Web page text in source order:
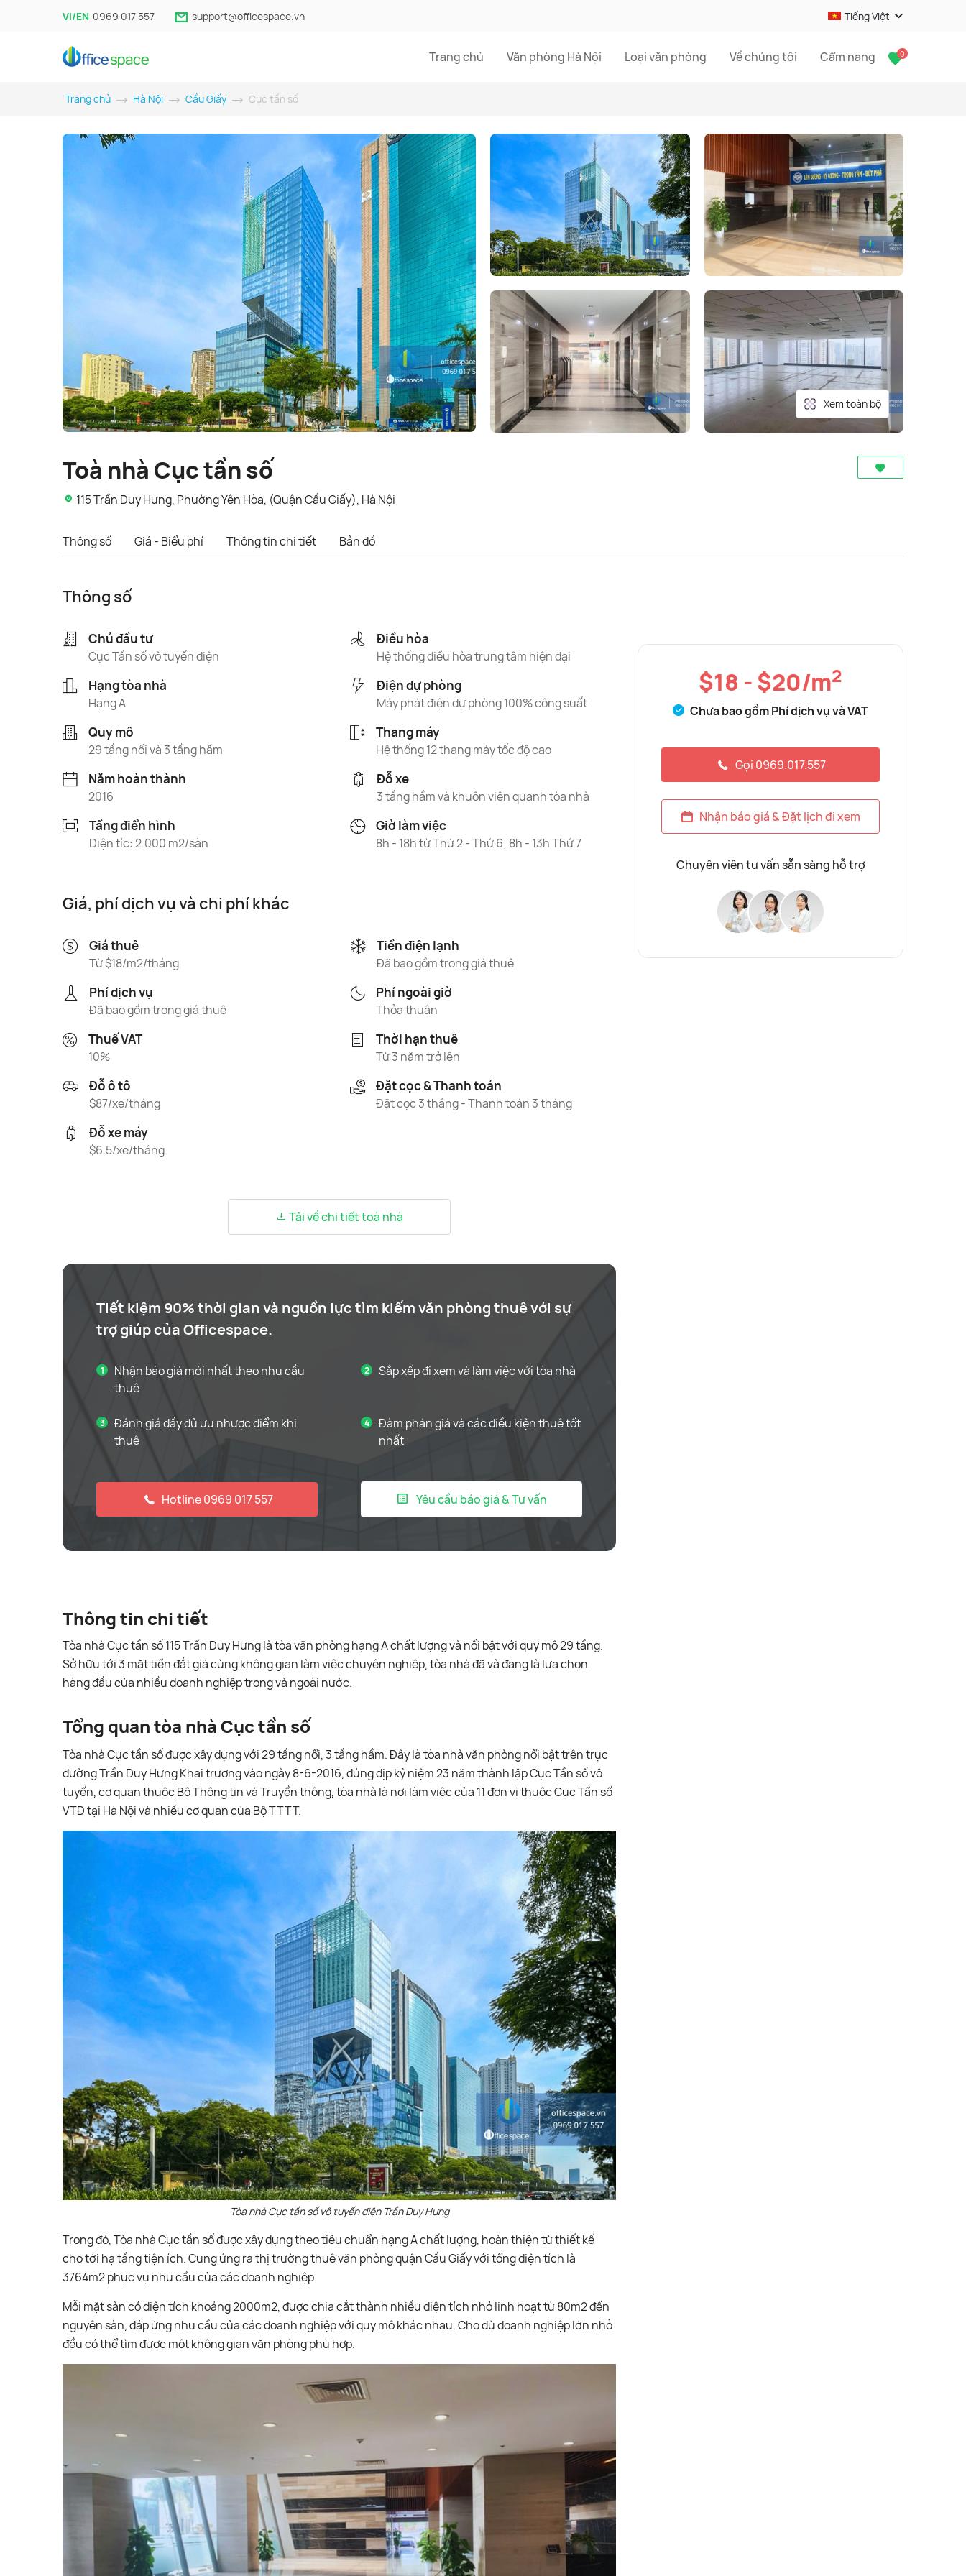
VI/EN 0969 017 557 support@officespace.vn Tiếng Việt
Trang chủ Văn phòng Hà Nội Loại văn phòng Về chúng tôi Cẩm nang 0
Trang chủ Hà Nội Cầu Giấy Cục tần số
Xem toàn bộ
Toà nhà Cục tần số
115 Trần Duy Hưng, Phường Yên Hòa, (Quận Cầu Giấy), Hà Nội
Thông số Giá - Biểu phí Thông tin chi tiết Bản đồ
Thông số
Chủ đầu tư
Cục Tần số vô tuyến điện
Điều hòa
Hệ thống điều hòa trung tâm hiện đại
Hạng tòa nhà
Hạng A
Điện dự phòng
Máy phát điện dự phòng 100% công suất
Quy mô
29 tầng nổi và 3 tầng hầm
Thang máy
Hệ thống 12 thang máy tốc độ cao
Năm hoàn thành
2016
Đỗ xe
3 tầng hầm và khuôn viên quanh tòa nhà
Tầng điển hình
Diện tíc: 2.000 m2/sàn
Giờ làm việc
8h - 18h từ Thứ 2 - Thứ 6; 8h - 13h Thứ 7
Giá, phí dịch vụ và chi phí khác
Giá thuê
Từ $18/m2/tháng
Tiền điện lạnh
Đã bao gồm trong giá thuê
Phí dịch vụ
Đã bao gồm trong giá thuê
Phí ngoài giờ
Thỏa thuận
Thuế VAT
10%
Thời hạn thuê
Từ 3 năm trở lên
Đỗ ô tô
$87/xe/tháng
Đặt cọc & Thanh toán
Đặt cọc 3 tháng - Thanh toán 3 tháng
Đỗ xe máy
$6.5/xe/tháng
Tải về chi tiết toà nhà
Tiết kiệm 90% thời gian và nguồn lực tìm kiếm văn phòng thuê với sự
trợ giúp của Officespace.
Nhận báo giá mới nhất theo nhu cầu
thuê
Sắp xếp đi xem và làm việc với tòa nhà
Đánh giá đầy đủ ưu nhược điểm khi
thuê
Đàm phán giá và các điều kiện thuê tốt
nhất
Hotline 0969 017 557 Yêu cầu báo giá & Tư vấn
Thông tin chi tiết
Tòa nhà Cục tần số 115 Trần Duy Hưng là tòa văn phòng hạng A chất lượng và nổi bật với quy mô 29 tầng.
Sở hữu tới 3 mặt tiền đắt giá cùng không gian làm việc chuyên nghiệp, tòa nhà đã và đang là lựa chọn
hàng đầu của nhiều doanh nghiệp trong và ngoài nước.
Tổng quan tòa nhà Cục tần số
Tòa nhà Cục tần số được xây dựng với 29 tầng nổi, 3 tầng hầm. Đây là tòa nhà văn phòng nổi bật trên trục
đường Trần Duy Hưng Khai trương vào ngày 8-6-2016, đúng dịp kỷ niệm 23 năm thành lập Cục Tần số vô
tuyến, cơ quan thuộc Bộ Thông tin và Truyền thông, tòa nhà là nơi làm việc của 11 đơn vị thuộc Cục Tần số
VTĐ tại Hà Nội và nhiều cơ quan của Bộ TTTT.
Tòa nhà Cục tần số vô tuyến điện Trần Duy Hưng
Trong đó, Tòa nhà Cục tần số được xây dựng theo tiêu chuẩn hạng A chất lượng, hoàn thiện từ thiết kế
cho tới hạ tầng tiện ích. Cung ứng ra thị trường thuê văn phòng quận Cầu Giấy với tổng diện tích là
3764m2 phục vụ nhu cầu của các doanh nghiệp
Mỗi mặt sàn có diện tích khoảng 2000m2, được chia cắt thành nhiều diện tích nhỏ linh hoạt từ 80m2 đến
nguyên sàn, đáp ứng nhu cầu của các doanh nghiệp với quy mô khác nhau. Cho dù doanh nghiệp lớn nhỏ
đều có thể tìm được một không gian văn phòng phù hợp.
$18 - $20/m2
Chưa bao gồm Phí dịch vụ và VAT
Gọi 0969.017.557
Nhận báo giá & Đặt lịch đi xem
Chuyên viên tư vấn sẵn sàng hỗ trợ